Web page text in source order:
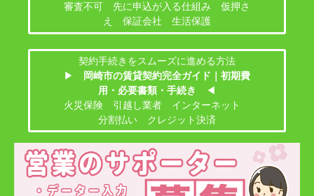
審査不可 先に申込が入る仕組み 仮押さ
え 保証会社 生活保護
契約手続きをスムーズに進める方法
▶
岡崎市の賃貸契約完全ガイド｜初期費
用・必要書類・手続き
◀
火災保険 引越し業者 インターネット
分割払い クレジット決済